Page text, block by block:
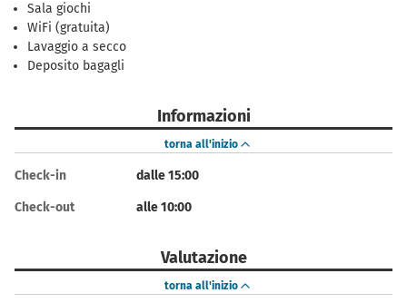
Sala giochi
WiFi (gratuita)
Lavaggio a secco
Deposito bagagli
Informazioni
torna all'inizio
Check-in dalle 15:00
Check-out alle 10:00
Valutazione
torna all'inizio